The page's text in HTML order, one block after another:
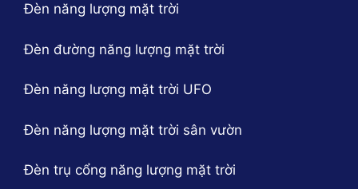
Đèn năng lượng mặt trời
Đèn đường năng lượng mặt trời
Đèn năng lượng mặt trời UFO
Đèn năng lượng mặt trời sân vườn
Đèn trụ cổng năng lượng mặt trời